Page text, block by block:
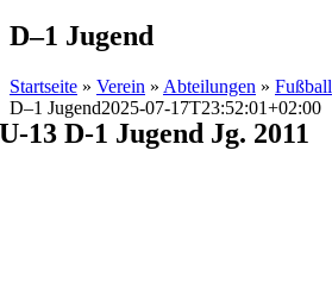
D–1 Jugend
Startseite » Verein » Abteilungen » Fußball
D–1 Jugend2025-07-17T23:52:01+02:00
U-13 D-1 Jugend Jg. 2011